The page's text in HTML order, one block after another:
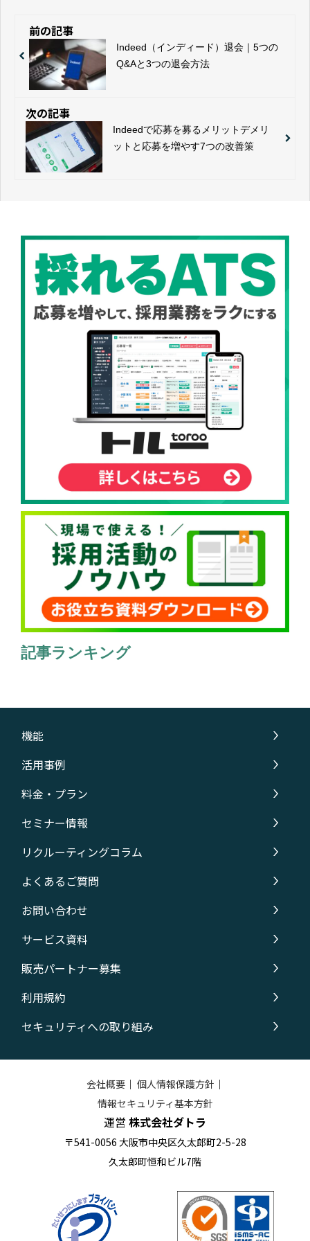
前の記事
Indeed（インディード）退会｜5つの
Q&Aと3つの退会方法
次の記事
Indeedで応募を募るメリットデメリ
ットと応募を増やす7つの改善策
記事ランキング
機能
活用事例
料金・プラン
セミナー情報
リクルーティングコラム
よくあるご質問
お問い合わせ
サービス資料
販売パートナー募集
利用規約
セキュリティへの取り組み
会社概要｜ 個人情報保護方針 ｜
情報セキュリティ基本方針
運営 株式会社ダトラ
〒541-0056 大阪市中央区久太郎町2-5-28
久太郎町恒和ビル7階